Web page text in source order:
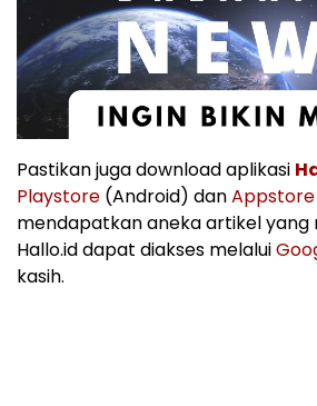
Pastikan juga download aplikasi
Playstore (Android) danAppstore
mendapatkan aneka artikel yang
Hallo.id dapat diakses melalui
kasih.